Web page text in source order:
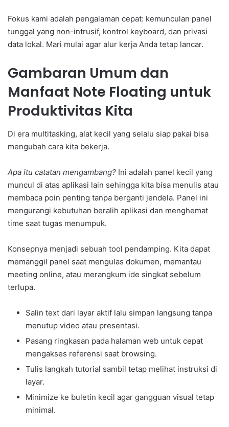
Fokus kami adalah pengalaman cepat: kemunculan panel
tunggal yang non-intrusif, kontrol keyboard, dan privasi
data lokal. Mari mulai agar alur kerja Anda tetap lancar.
Gambaran Umum dan
Manfaat Note Floating untuk
Produktivitas Kita
Di era multitasking, alat kecil yang selalu siap pakai bisa
mengubah cara kita bekerja.
Apa itu catatan mengambang? Ini adalah panel kecil yang
muncul di atas aplikasi lain sehingga kita bisa menulis atau
membaca poin penting tanpa berganti jendela. Panel ini
mengurangi kebutuhan beralih aplikasi dan menghemat
time saat tugas menumpuk.
Konsepnya menjadi sebuah tool pendamping. Kita dapat
memanggil panel saat mengulas dokumen, memantau
meeting online, atau merangkum ide singkat sebelum
terlupa.
Salin text dari layar aktif lalu simpan langsung tanpa
menutup video atau presentasi.
Pasang ringkasan pada halaman web untuk cepat
mengakses referensi saat browsing.
Tulis langkah tutorial sambil tetap melihat instruksi di
layar.
Minimize ke buletin kecil agar gangguan visual tetap
minimal.